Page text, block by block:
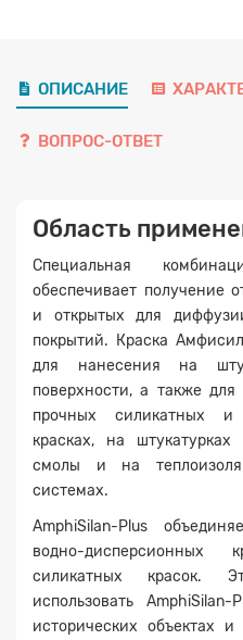
ОПИСАНИЕ
ВОПРОС-ОТВЕТ
Область
Специальная
обеспечивает получение
и открытых для
покрытий. Краска
для нанесения на
поверхности, а также
прочных силикатных и
красках, на
смолы и на
системах.
AmphiSilan-Plus
водно-дисперсионных
силикатных красок.
использовать
исторических объектах